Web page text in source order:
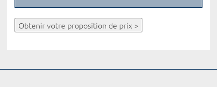
Obtenir votre proposition de prix >